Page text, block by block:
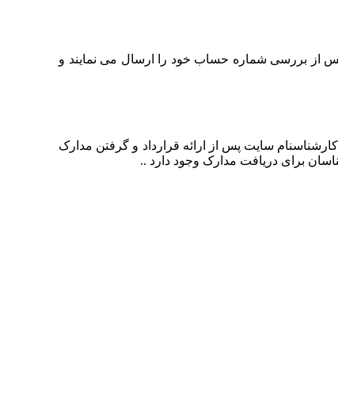
از بررسی شماره حساب خود را ارسال می نمایند و
سایت پس از ارائه قرارداد و گرفتن مدارک
برای دریافت مدارک وجود دارد ..